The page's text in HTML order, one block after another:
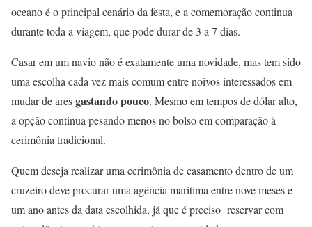
oceano é o principal cenário da festa, e a comemoração continua
durante toda a viagem, que pode durar de 3 a 7 dias.
Casar em um navio não é exatamente uma novidade, mas tem sido
uma escolha cada vez mais comum entre noivos interessados em
mudar de aresgastando pouco. Mesmo em tempos de dólar alto,
a opção continua pesando menos no bolso em comparação à
cerimônia tradicional.
Quem deseja realizar uma cerimônia de casamento dentro de um
cruzeiro deve procurar uma agência marítima entre nove meses e
um ano antes da data escolhida, já que é preciso reservar com